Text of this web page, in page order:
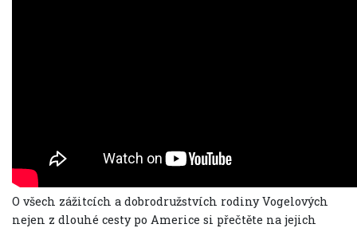
O všech zážitcích a dobrodružstvích rodiny Vogelových
nejen z dlouhé cesty po Americe si přečtěte na jejich